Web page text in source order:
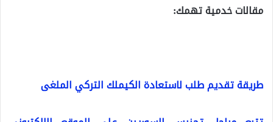
مقالات خدمية تهمك:
طريقة تقديم طلب لاستعادة الكيملك التركي الملغى